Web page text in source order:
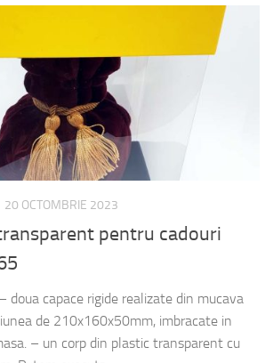
20 OCTOMBRIE 2023
pentru cadouri
doua capace rigide realizate din mucava
de 210x160x50mm, imbracate in
– un corp din plastic transparent cu